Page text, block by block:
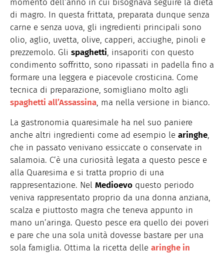
momento dell’anno in cui bisognava seguire la dieta
di magro. In questa frittata, preparata dunque senza
carne e senza uova, gli ingredienti principali sono
olio, aglio, uvetta, olive, capperi, acciughe, pinoli e
prezzemolo. Gli spaghetti, insaporiti con questo
condimento soffritto, sono ripassati in padella fino a
formare una leggera e piacevole crosticina. Come
tecnica di preparazione, somigliano molto agli
spaghetti all’Assassina, ma nella versione in bianco.
La gastronomia quaresimale ha nel suo paniere
anche altri ingredienti come ad esempio le aringhe,
che in passato venivano essiccate o conservate in
salamoia. C’è una curiosità legata a questo pesce e
alla Quaresima e si tratta proprio di una
rappresentazione. Nel Medioevo questo periodo
veniva rappresentato proprio da una donna anziana,
scalza e piuttosto magra che teneva appunto in
mano un’aringa. Questo pesce era quello dei poveri
e pare che una sola unità dovesse bastare per una
sola famiglia. Ottima la ricetta delle aringhe in